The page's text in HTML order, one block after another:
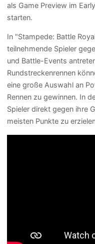
als Game Preview im
starten.
In "Stampede: Battle
teilnehmende Spieler
und Battle-Events
Rundstreckenrennen
eine große Auswahl an
Rennen zu gewinnen. In
Spieler direkt gegen ihre
meisten Punkte zu